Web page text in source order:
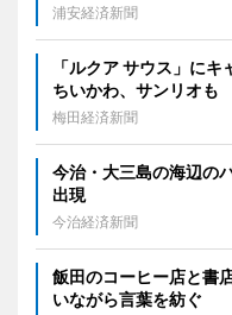
浦安経済新聞
「ルクア サウス」に
ちいかわ、サンリオも
梅田経済新聞
今治・大三島の海辺の
出現
今治経済新聞
飯田のコーヒー店と書
いながら言葉を紡ぐ